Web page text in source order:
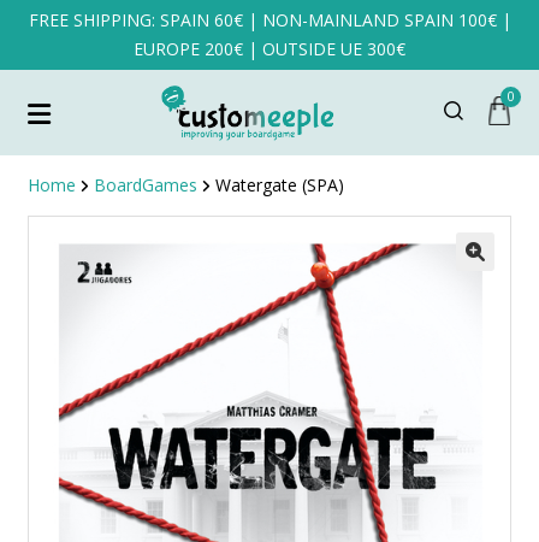
FREE SHIPPING: SPAIN 60€ | NON-MAINLAND SPAIN 100€ |
EUROPE 200€ | OUTSIDE UE 300€
0
Home BoardGames Watergate (SPA)
SALE!